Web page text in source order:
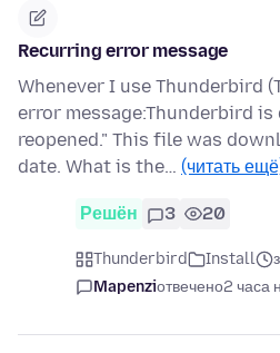
Recurring error message
Whenever I use Thunderbird
error message:Thunderbird is
reopened." This file was
date. What is the… (читать
Решён 3 20
Thunderbird Install
Mapenziотвечено2 часа